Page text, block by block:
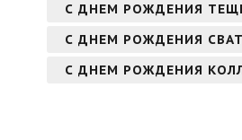
С ДНЕМ РОЖДЕНИЯ
С ДНЕМ РОЖДЕНИЯ
С ДНЕМ РОЖДЕНИЯ